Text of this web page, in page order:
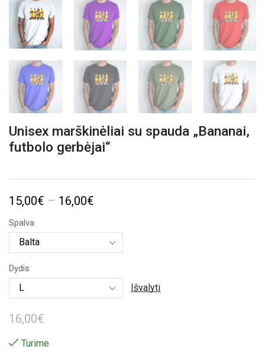
Unisex marškinėliai su spauda „Bananai,
futbolo gerbėjai“
15,00€ – 16,00€
15,00€
through
16,00€
Spalva
Dydis
Išvalyti
16,00€
Turime